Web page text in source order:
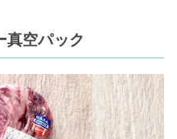
真空パック